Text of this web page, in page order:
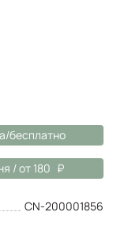
бесплатно
/ от 180
CN-200001856